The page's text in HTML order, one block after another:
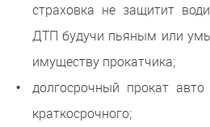
страховка не защитит
ДТП будучи пьяным или
имуществу прокатчика;
долгосрочный прокат
краткосрочного;